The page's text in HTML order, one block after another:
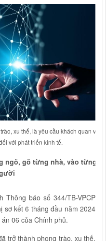
xu thế, là yêu cầu khách quan và
với phát triển kinh tế.
ngõ, gõ từng nhà, vào từng
Thông báo số 344/TB-VPCP
sơ kết 6 tháng đầu năm 2024
06 của Chính phủ.
trở thành phong trào, xu thế,